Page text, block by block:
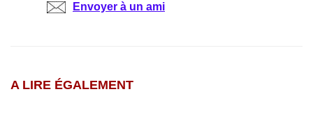
Envoyer à un ami
A LIRE ÉGALEMENT